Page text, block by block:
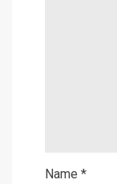
Name *